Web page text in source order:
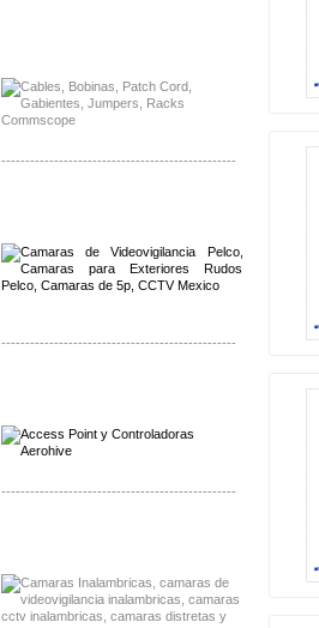
-------------------------------------------------
-------------------------------------------------
-------------------------------------------------